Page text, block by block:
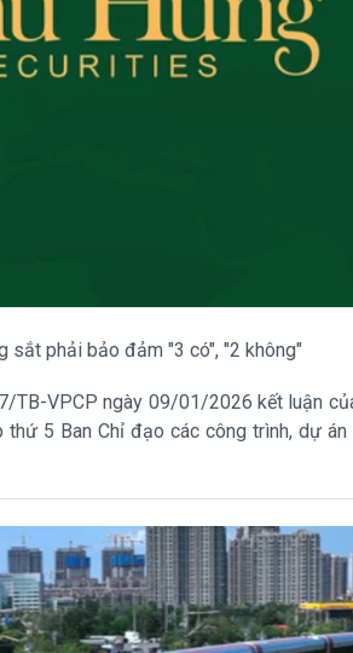
sắt phải bảo đảm "3 có", "2 không"
TB-VPCP ngày 09/01/2026 kết luận
5 Ban Chỉ đạo các công trình, dự